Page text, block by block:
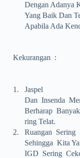
Dengan Adanya
Yang Baik Dan
Apabila Ada
Kekurangan :
1.
Jaspel
Dan Insenda
Berharap
Ring Telat.
2.
Ruangan Sering
Sehingga Kita
IGD Sering